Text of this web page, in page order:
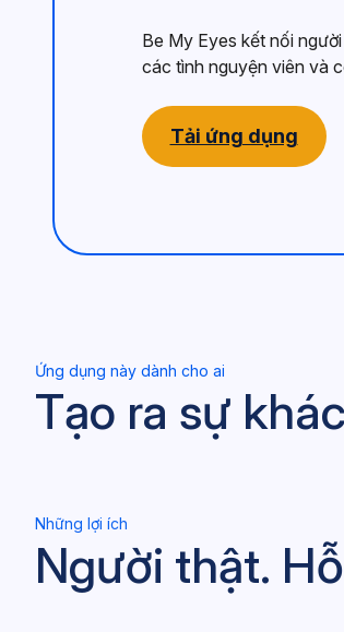
Be My Eyes kết nối
các tình nguyện viên và
Tải ứng dụng
Ứng dụng này dành cho ai
Tạo ra sự
Những lợi ích
Người thật.